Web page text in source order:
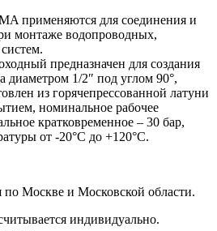
применяются для соединения и
монтаже водопроводных,
предназначен для создания
диаметром 1/2″ под углом 90°,
из горячепрессованной латуни
номинальное рабочее
кратковременное – 30 бар,
от -20°C до +120°C.
по Москве и Московской области.
индивидуально.